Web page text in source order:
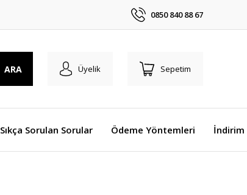
0850 840 88 67
ARA Üyelik Sepetim
Sıkça Sorulan Sorular Ödeme Yöntemleri İndirim